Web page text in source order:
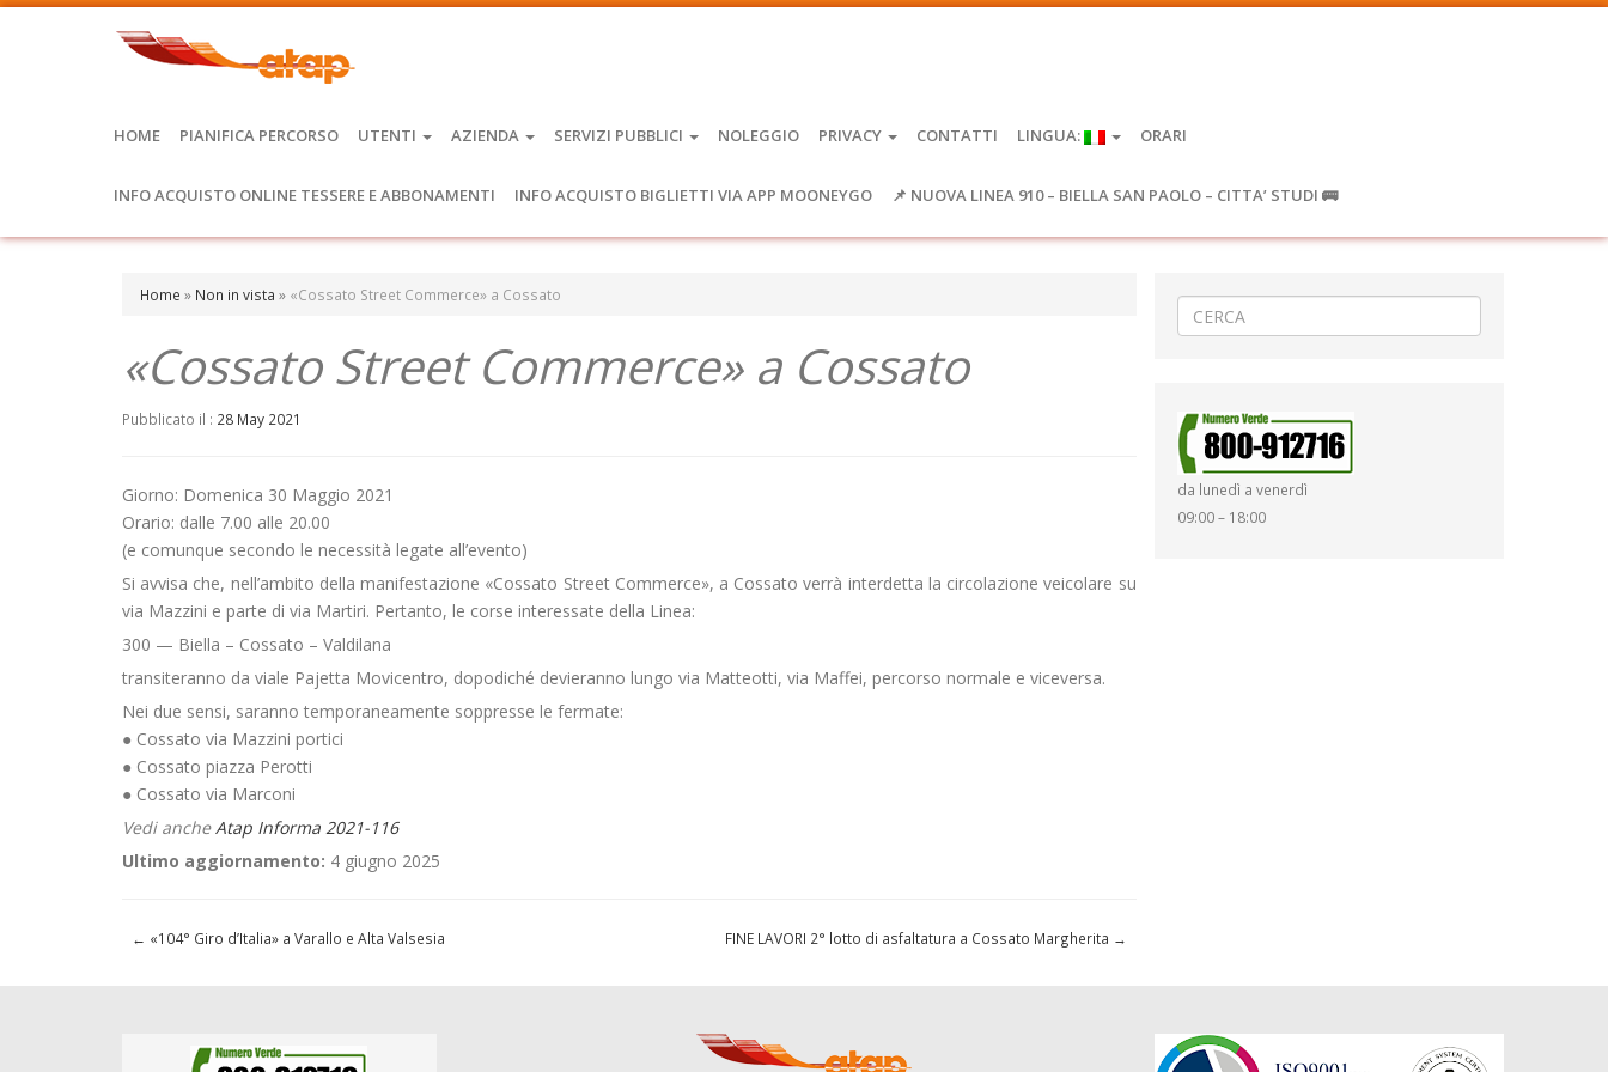
HOME PIANIFICA PERCORSO UTENTI AZIENDA SERVIZI PUBBLICI NOLEGGIO PRIVACY CONTATTI LINGUA: ORARI
INFO ACQUISTO ONLINE TESSERE E ABBONAMENTI INFO ACQUISTO BIGLIETTI VIA APP MOONEYGO 📌 NUOVA LINEA 910 – BIELLA SAN PAOLO – CITTA’ STUDI 🚌
Home » Non in vista » «Cossato Street Commerce» a Cossato
«Cossato Street Commerce» a Cossato
Pubblicato il : 28 May 2021
Giorno: Domenica 30 Maggio 2021
Orario: dalle 7.00 alle 20.00
(e comunque secondo le necessità legate all’evento)
Si avvisa che, nell’ambito della manifestazione «Cossato Street Commerce», a Cossato verrà interdetta la circolazione veicolare su
via Mazzini e parte di via Martiri. Pertanto, le corse interessate della Linea:
300 — Biella – Cossato – Valdilana
transiteranno da viale Pajetta Movicentro, dopodiché devieranno lungo via Matteotti, via Maffei, percorso normale e viceversa.
Nei due sensi, saranno temporaneamente soppresse le fermate:
● Cossato via Mazzini portici
● Cossato piazza Perotti
● Cossato via Marconi
Vedi ancheAtap Informa 2021-116
Ultimo aggiornamento: 4 giugno 2025
← «104° Giro d’Italia» a Varallo e Alta Valsesia FINE LAVORI 2° lotto di asfaltatura a Cossato Margherita →
da lunedì a venerdì
09:00 – 18:00